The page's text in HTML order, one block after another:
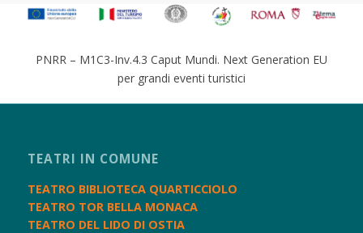
PNRR – M1C3-Inv.4.3 Caput Mundi. Next Generation EU
per grandi eventi turistici
TEATRI IN COMUNE
TEATRO BIBLIOTECA QUARTICCIOLO
TEATRO TOR BELLA MONACA
TEATRO DEL LIDO DI OSTIA